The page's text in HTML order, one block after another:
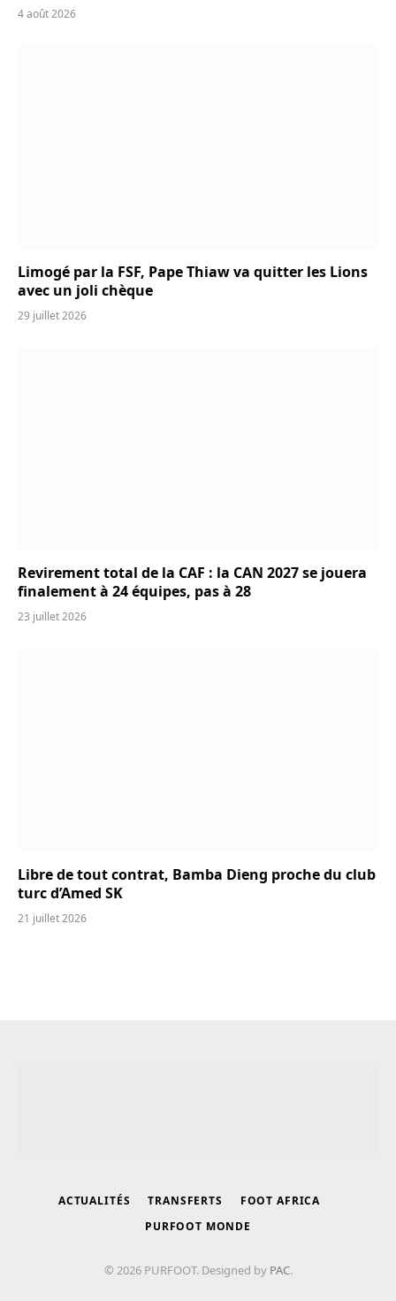
4 août 2026
Limogé par la FSF, Pape Thiaw va quitter les Lions
avec un joli chèque
29 juillet 2026
Revirement total de la CAF : la CAN 2027 se jouera
finalement à 24 équipes, pas à 28
23 juillet 2026
Libre de tout contrat, Bamba Dieng proche du club
turc d’Amed SK
21 juillet 2026
ACTUALITÉS TRANSFERTS
FOOT AFRICA
PURFOOT MONDE
© 2026 PURFOOT. Designed by PAC.